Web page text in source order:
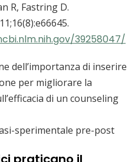
R, Fastring D.
39258047/
dell’importanza di inserire
per migliorare la
di un counseling
sperimentale pre-post